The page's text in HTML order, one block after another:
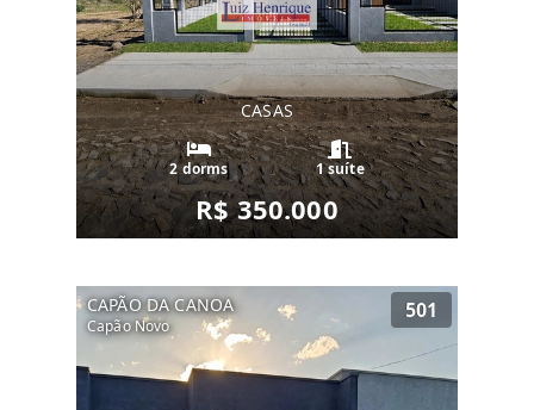
CASAS
2 dorms 1 suíte
R$ 350.000
CAPÃO DA CANOA
Capão Novo
501